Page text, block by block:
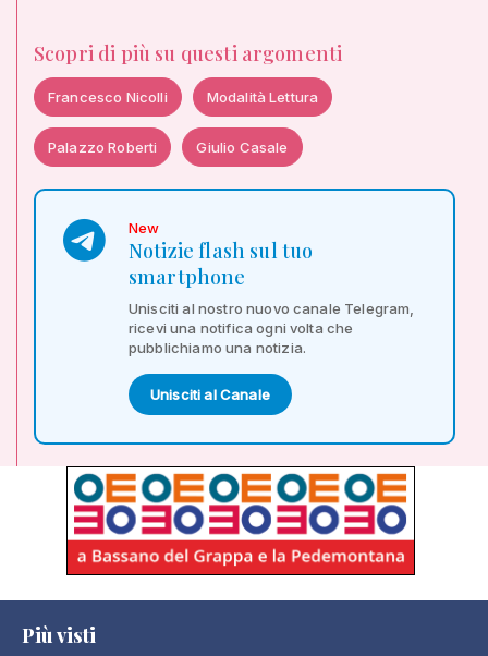
Scopri di più su questi argomenti
Francesco Nicolli Modalità Lettura
Palazzo Roberti Giulio Casale
New
Notizie flash sul tuo
smartphone
Unisciti al nostro nuovo canale Telegram,
ricevi una notifica ogni volta che
pubblichiamo una notizia.
Unisciti al Canale
Più visti